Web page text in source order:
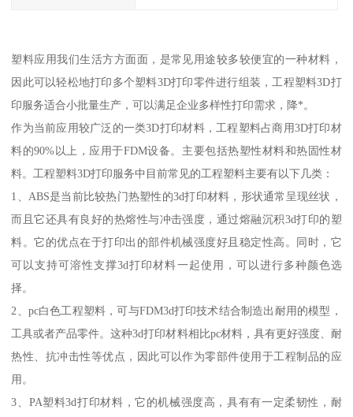
塑料应用我们生活方方面面，是常见用途较多较便宜的一种材料，
因此可以轻松地打印多个塑料3D打印零件进行组装，工程塑料3D打
印服务适合小批量生产，可以满足企业多样性打印需求，降*。
作为当前应用较广泛的一类3D打印材料，工程塑料占商用3D打印材
料的90%以上，应用于FDM设备。主要包括热塑性材料和热固性材
料。工程塑料3D打印服务中目前常见的工程塑料主要有以下几类：
1、ABS是当前比较热门热塑性的3d打印材料，形状通常呈现丝状，
而且它还具有良好的热熔性与冲击强度，通过熔融沉积3d打印的塑
料。它的优点在于打印出的部件机械强度好且稳定性高。同时，它
可以支持可溶性支撑3d打印材料一起使用，可以进行多种颜色选
择。
2、pc白色工程塑料，可与FDM3d打印技术结合制造出耐用的模型，
工具或者产品零件。这种3d打印材料相比pc材料，具有更好强度、耐
热性、抗冲击性等优点，因此可以作为零部件使用于工程制品的应
用。
3、PA塑料3d打印材料，它的机械强度高，具有有一定柔韧性，耐